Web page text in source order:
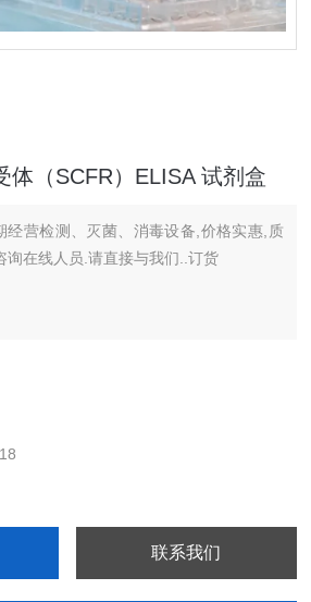
体（SCFR）ELISA 试剂盒
经营检测、灭菌、消毒设备,价格实惠,质
询在线人员.请直接与我们..订货
联系我们